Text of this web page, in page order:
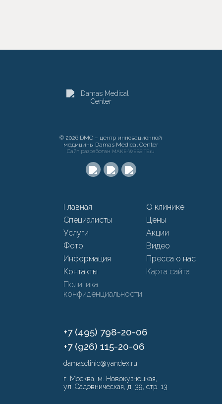
© 2026 DMC – центр инновационной
медицины Damas Medical Center
Сайт разработан MAKE-WEBSITE.ru
Главная
О клинике
Специалисты
Цены
Услуги
Акции
Фото
Видео
Информация
Пресса о нас
Контакты
Карта сайта
Политика
конфиденциальности
+7 (495) 798-20-06
+7 (926) 115-20-06
damasclinic@yandex.ru
г. Москва, м. Новокузнецкая,
ул. Садовническая, д. 39, стр. 13